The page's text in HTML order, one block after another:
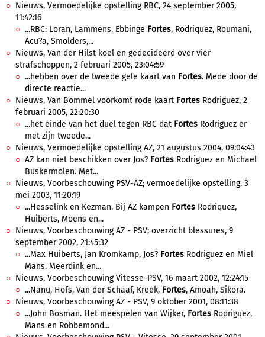
Nieuws, Vermoedelijke opstelling RBC, 24 september 2005,
11:42:16
...RBC: Loran, Lammens, Ebbinge Fortes, Rodriquez, Roumani,
Acu?a, Smolders,...
Nieuws, Van der Hilst koel en gedecideerd over vier
strafschoppen, 2 februari 2005, 23:04:59
...hebben over de tweede gele kaart van Fortes. Mede door de
directe reactie...
Nieuws, Van Bommel voorkomt rode kaart Fortes Rodriguez, 2
februari 2005, 22:20:30
...het einde van het duel tegen RBC dat Fortes Rodriguez er
met zijn tweede...
Nieuws, Vermoedelijke opstelling AZ, 21 augustus 2004, 09:04:43
AZ kan niet beschikken over Jos? Fortes Rodriguez en Michael
Buskermolen. Met...
Nieuws, Voorbeschouwing PSV-AZ; vermoedelijke opstelling, 3
mei 2003, 11:20:19
...Hesselink en Kezman. Bij AZ kampen Fortes Rodriquez,
Huiberts, Moens en...
Nieuws, Voorbeschouwing AZ - PSV; overzicht blessures, 9
september 2002, 21:45:32
...Max Huiberts, Jan Kromkamp, Jos? Fortes Rodriguez en Miel
Mans. Meerdink en...
Nieuws, Voorbeschouwing Vitesse-PSV, 16 maart 2002, 12:24:15
...Nanu, Hofs, Van der Schaaf, Kreek, Fortes, Amoah, Sikora.
Nieuws, Voorbeschouwing AZ - PSV, 9 oktober 2001, 08:11:38
...John Bosman. Het meespelen van Wijker, Fortes Rodriguez,
Mans en Robbemond...